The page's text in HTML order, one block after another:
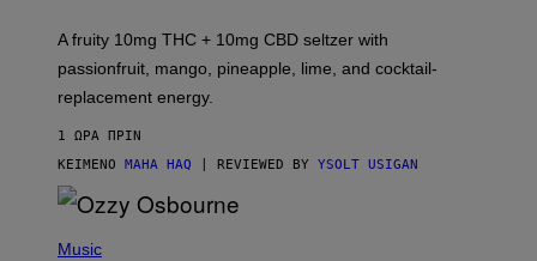
I
C
E
A fruity 10mg THC + 10mg CBD seltzer with
passionfruit, mango, pineapple, lime, and cocktail-
replacement energy.
1 ΏΡΑ ΠΡΙΝ
ΚΕΊΜΕΝΟ MAHA HAQ | REVIEWED BY YSOLT USIGAN
H
Music